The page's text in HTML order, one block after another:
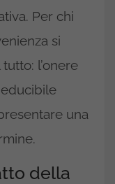
Per chi
si
l’onere
una
della